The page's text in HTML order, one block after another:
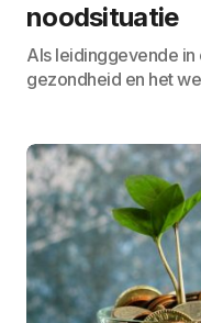
noodsituatie
Als leidinggevende
gezondheid en het